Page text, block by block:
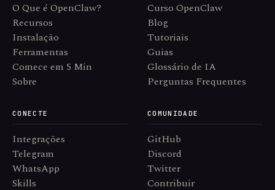
O Que é OpenClaw?
Recursos
Instalação
Ferramentas
Comece em 5 Min
Sobre
Curso OpenClaw
Blog
Tutoriais
Guias
Glossário de IA
Perguntas Frequentes
CONECTE
Integrações
Telegram
WhatsApp
Skills
COMUNIDADE
GitHub
Discord
Twitter
Contribuir